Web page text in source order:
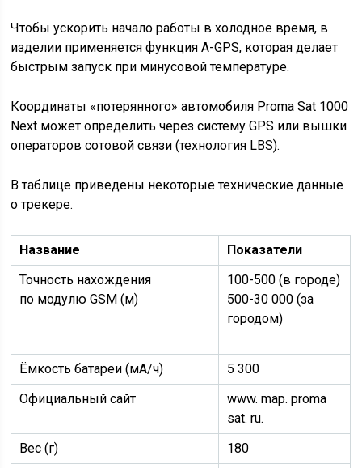
Чтобы ускорить начало работы в холодное время, в
изделии применяется функция A-GPS, которая делает
быстрым запуск при минусовой температуре.
Координаты «потерянного» автомобиля Proma Sat 1000
Next может определить через систему GPS или вышки
операторов сотовой связи (технология LBS).
В таблице приведены некоторые технические данные
о трекере.
Название
Показатели
Точность нахождения
по модулю GSM (м)
100-500 (в городе)
500-30 000 (за
городом)
Ёмкость батареи (мА/ч)
5 300
Официальный сайт
www. map. proma
sat. ru.
Вес (г)
180